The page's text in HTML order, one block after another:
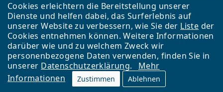
Cookies erleichtern die Bereitstellung unserer
Dienste und helfen dabei, das Surferlebnis auf
unserer Website zu verbessern, wie Sie der Liste der
Cookies entnehmen können. Weitere Informationen
darüber wie und zu welchem Zweck wir
personenbezogene Daten verwenden, finden Sie in
unserer Datenschutzerklärung.
Mehr
Informationen
Zustimmen Ablehnen
Prada Linea Rossa 0PS A07S 1B002G 58
€ 269,90
kostenloser Versand&auf Lager